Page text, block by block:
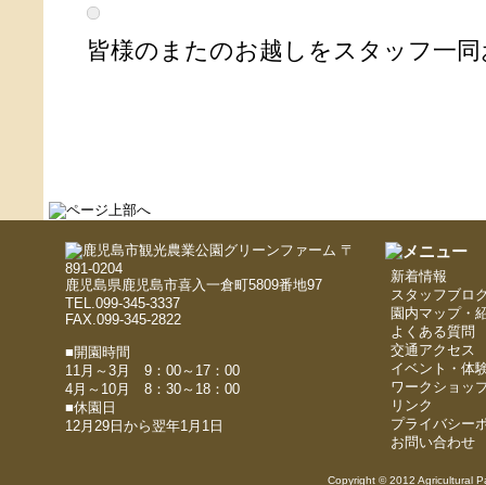
皆様のまたのお越しをスタッフ一
〒
891-0204
鹿児島県鹿児島市喜入一倉町5809番地97
TEL.099-345-3337
FAX.099-345-2822
■開園時間
11月～3月 9：00～17：00
4月～10月 8：30～18：00
■休園日
12月29日から翌年1月1日
新着情報
スタッフブロ
園内マップ・
よくある質問
交通アクセス
イベント・体
ワークショッ
リンク
プライバシー
お問い合わせ
Copyright © 2012 Agricultural